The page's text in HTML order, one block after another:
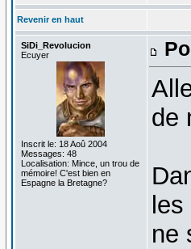
Revenir en haut
SiDi_Revolucion
Ecuyer
Inscrit le: 18 Aoû 2004
Messages: 48
Localisation: Mince, un trou de
mémoire! C'est bien en
Espagne la Bretagne?
de
ne